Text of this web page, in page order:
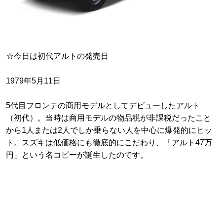
☆今日は初代アルトの発売日
1979年5月11日
5代目フロンテの商用モデルとしてデビューしたアルト
（初代）。当時は商用モデルの物品税が非課税だったこと
から1人または2人でしか乗らない人を中心に爆発的にヒッ
ト。スズキは低価格にも徹底的にこだわり、「アルト47万
円」という名コピーが誕生したのです。